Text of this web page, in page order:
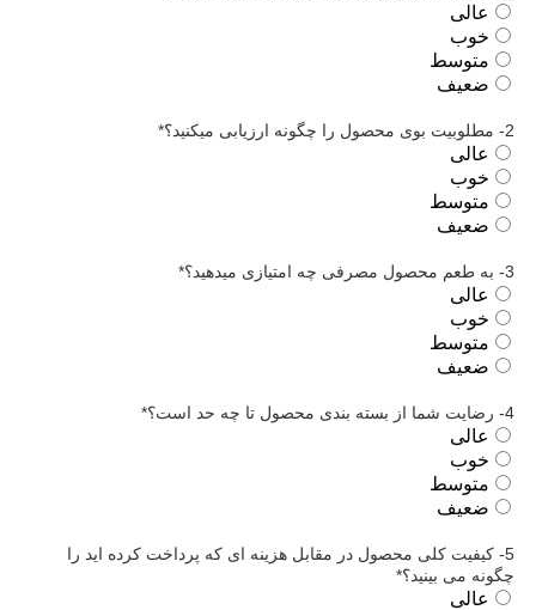
عالی
خوب
متوسط
ضعیف
2- مطلوبیت بوی محصول را چگونه ارزیابی میکنید؟ *
عالی
خوب
متوسط
ضعیف
3- به طعم محصول مصرفی چه امتیازی میدهید؟ *
عالی
خوب
متوسط
ضعیف
4- رضایت شما از بسته بندی محصول تا چه حد است؟ *
عالی
خوب
متوسط
ضعیف
5- کیفیت کلی محصول در مقابل هزینه ای که پرداخت کرده اید را
چگونه می بینید؟*
عالی